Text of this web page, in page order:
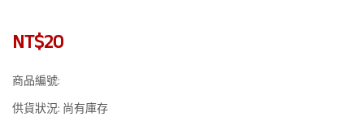
NT$20
商品編號:
供貨狀況: 尚有庫存